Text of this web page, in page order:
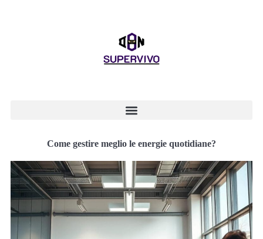
Come gestire meglio le energie quotidiane?